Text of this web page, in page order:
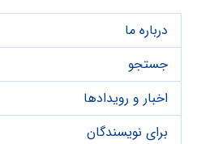
درباره ما
جستجو
اخبار و رویدادها
برای نویسندگان